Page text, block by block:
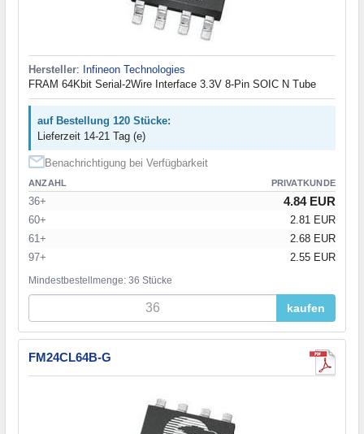
Hersteller: Infineon Technologies
FRAM 64Kbit Serial-2Wire Interface 3.3V 8-Pin SOIC N Tube
auf Bestellung 120 Stücke:
Lieferzeit 14-21 Tag (e)
Benachrichtigung bei Verfügbarkeit
ANZAHL PRIVATKUNDE
36+ 4.84 EUR
60+
2.81 EUR
61+
2.68 EUR
97+
2.55 EUR
Mindestbestellmenge: 36 Stücke
kaufen
FM24CL64B-G